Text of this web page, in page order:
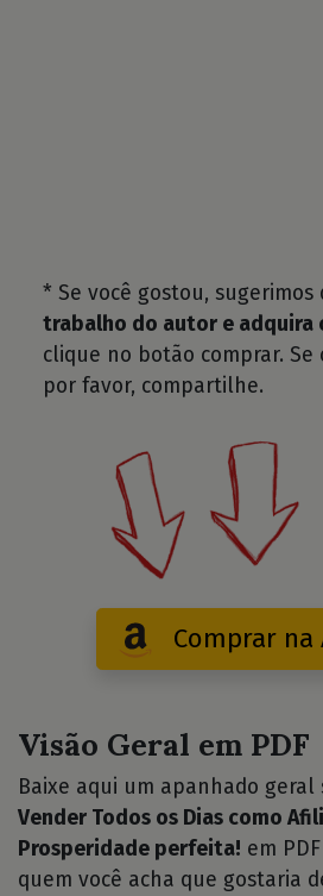
* Se você gostou, sugerimos
trabalho do autor e adquira
clique no botão comprar.
por favor, compartilhe.
Comprar na
Visão Geral em PDF
Baixe aqui um apanhado geral
Vender Todos os Dias como
Prosperidade perfeita! em
quem você acha que gostaria